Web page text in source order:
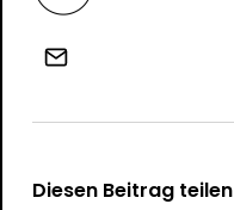
Diesen Beitrag teilen